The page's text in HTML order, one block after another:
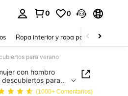
0 0
Ropa interior y ropa para dormir
para verano
con hombro
para
(1000+ Comentarios)